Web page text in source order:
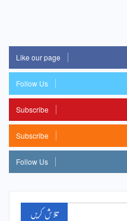
Like our page
Follow Us
Subscribe
Subscribe
Follow Us